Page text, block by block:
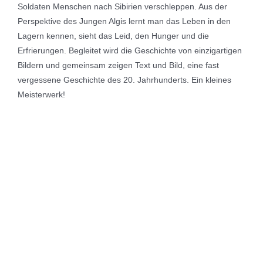
Soldaten Menschen nach Sibirien verschleppen. Aus der
Perspektive des Jungen Algis lernt man das Leben in den
Lagern kennen, sieht das Leid, den Hunger und die
Erfrierungen. Begleitet wird die Geschichte von einzigartigen
Bildern und gemeinsam zeigen Text und Bild, eine fast
vergessene Geschichte des 20. Jahrhunderts. Ein kleines
Meisterwerk!